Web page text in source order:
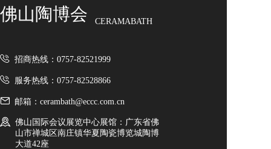
佛山陶博会 CERAMABATH
招商热线：0757-82521999
服务热线：0757-82528866
邮箱：cerambath@eccc.com.cn
佛山国际会议展览中心展馆：广东省佛
山市禅城区南庄镇华夏陶瓷博览城陶博
大道42座